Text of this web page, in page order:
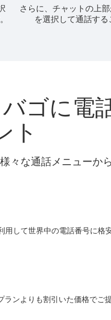
さらに、チャットの上
を選択して通話する
ゴに電
ト
々な通話メニューか
用して世界中の電話番号に格
ンよりも割引いた価格でご